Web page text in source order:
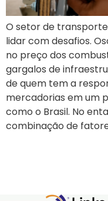
O setor de
lidar com desafios.
no preço dos
gargalos de
de quem tem a
mercadorias em um
como o Brasil. No
combinação de